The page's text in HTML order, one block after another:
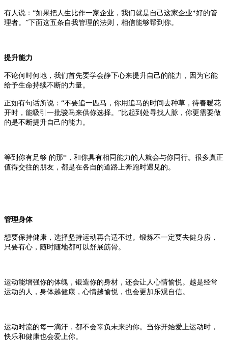
有人说： “如果把人生比作一家企业，我们就是自己这家企业*好的管
理者。”下面这五条自我管理的法则，相信能够帮到你。
提升能力
不论何时何地，我们首先要学会静下心来提升自己的能力，因为它能
给予生命持续不断的力量。
正如有句话所说： “不要追一匹马，你用追马的时间去种草，待春暖花
开时，能吸引一批骏马来供你选择。”比起到处寻找人脉，你更需要做
的是不断提升自己的能力。
等到你有足够 的那*，和你具有相同能力的人就会与你同行。很多真正
值得交往的朋友，都是在各自的道路上奔跑时遇见的。
管理身体
想要保持健康，选择坚持运动再合适不过。锻炼不一定要去健身房，
只要有心，随时随地都可以舒展筋骨。
运动能增强你的体魄，锻造你的身材，还会让人心情愉悦。越是经常
运动的人，身体越健康，心情越愉悦，也会更加乐观自信。
运动时流的每一滴汗，都不会辜负未来的你。当你开始爱上运动时，
快乐和健康也会爱上你。